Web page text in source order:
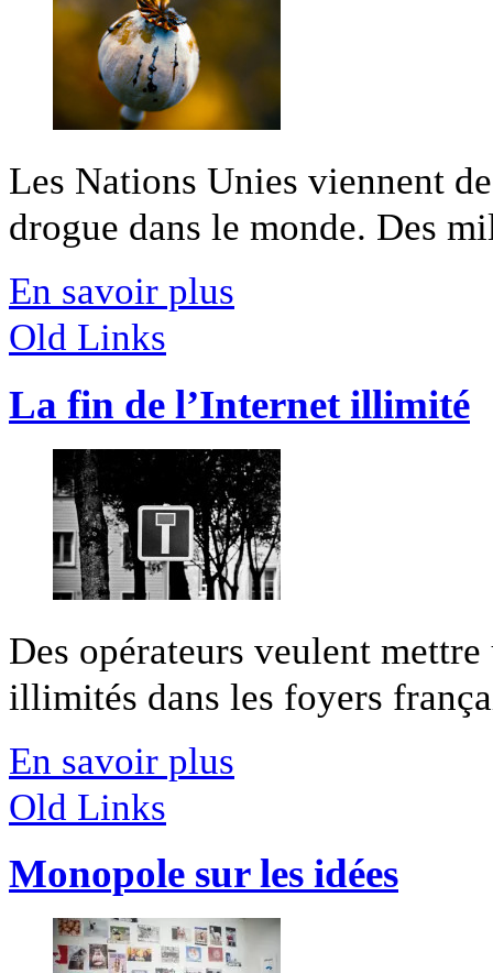
Les Nations Unies viennent
drogue dans le monde. Des
En savoir plus
Old Links
La fin de l’Internet illimité
Des opérateurs veulent
illimités dans les foyers
En savoir plus
Old Links
Monopole sur les idées